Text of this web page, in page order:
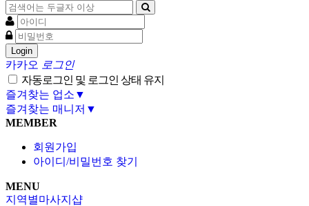
Login
카카오 로그인
자동로그인 및 로그인 상태 유지
즐겨찾는 업소▼
즐겨찾는 매니저▼
MEMBER
회원가입
아이디/비밀번호 찾기
MENU
지역별마사지샵